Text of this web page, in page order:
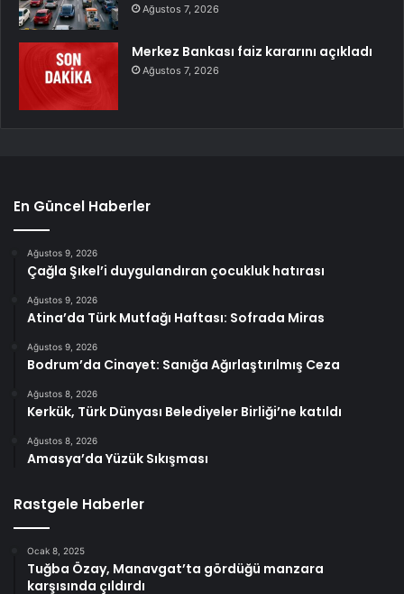
Ağustos 7, 2026
Merkez Bankası faiz kararını açıkladı
Ağustos 7, 2026
En Güncel Haberler
Ağustos 9, 2026
Çağla Şıkel’i duygulandıran çocukluk hatırası
Ağustos 9, 2026
Atina’da Türk Mutfağı Haftası: Sofrada Miras
Ağustos 9, 2026
Bodrum’da Cinayet: Sanığa Ağırlaştırılmış Ceza
Ağustos 8, 2026
Kerkük, Türk Dünyası Belediyeler Birliği’ne katıldı
Ağustos 8, 2026
Amasya’da Yüzük Sıkışması
Rastgele Haberler
Ocak 8, 2025
Tuğba Özay, Manavgat’ta gördüğü manzara
karşısında çıldırdı